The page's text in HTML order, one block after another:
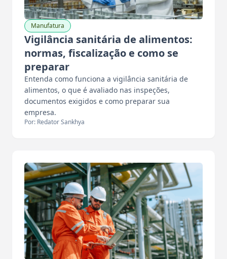
Manufatura
Vigilância sanitária de alimentos:
normas, fiscalização e como se
preparar
Entenda como funciona a vigilância sanitária de
alimentos, o que é avaliado nas inspeções,
documentos exigidos e como preparar sua
empresa.
Por: Redator Sankhya